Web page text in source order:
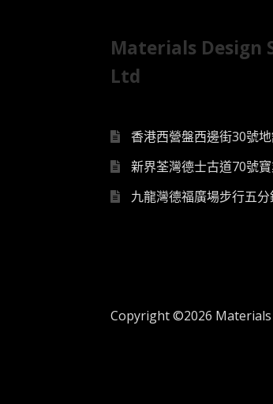
Materials Design
Ltd
香港西營盤西邊街30號
新界荃灣德士古道70號
九龍灣德福廣場步行五分
Copyright ©2026